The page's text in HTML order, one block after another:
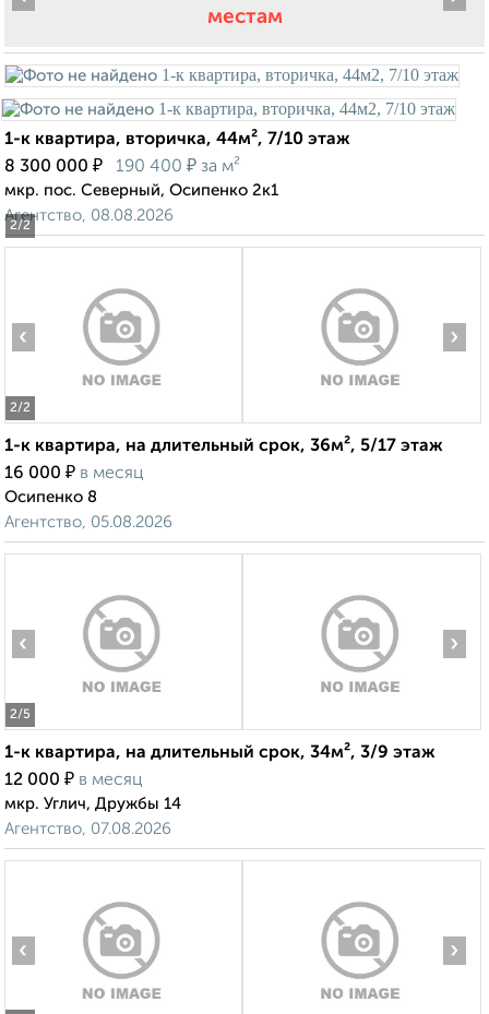
местам
2/2
1-к квартира, вторичка, 44м², 7/10 этаж
8 300 000 ₽ 190 400 ₽ за м²
мкр. пос. Северный, Осипенко 2к1
Агентство, 08.08.2026
2/2
‹ ›
1-к квартира, на длительный срок, 36м², 5/17 этаж
16 000 ₽ в месяц
Осипенко 8
Агентство, 05.08.2026
2/5
‹ ›
1-к квартира, на длительный срок, 34м², 3/9 этаж
12 000 ₽ в месяц
мкр. Углич, Дружбы 14
Агентство, 07.08.2026
‹ ›